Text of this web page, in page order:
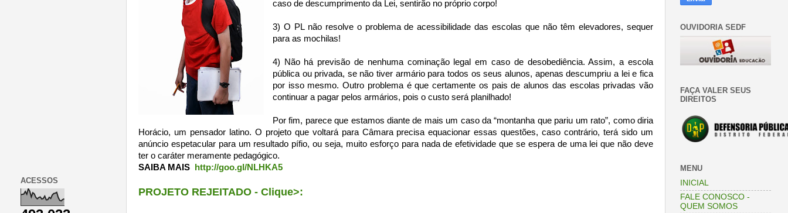
caso de descumprimento da Lei, sentirão no próprio corpo!
3) O PL não resolve o problema de acessibilidade das escolas que não têm elevadores, sequer
para as mochilas!
4) Não há previsão de nenhuma cominação legal em caso de desobediência. Assim, a escola
pública ou privada, se não tiver armário para todos os seus alunos, apenas descumpriu a lei e fica
por isso mesmo. Outro problema é que certamente os pais de alunos das escolas privadas vão
continuar a pagar pelos armários, pois o custo será planilhado!
Por fim, parece que estamos diante de mais um caso da “montanha que pariu um rato”, como diria
Horácio, um pensador latino. O projeto que voltará para Câmara precisa equacionar essas questões, caso contrário, terá sido um
anúncio espetacular para um resultado pífio, ou seja, muito esforço para nada de efetividade que se espera de uma lei que não deve
ter o caráter meramente pedagógico.
SAIBA MAIS
http://goo.gl/NLHKA5
PROJETO REJEITADO - Clique>:
ACESSOS
OUVIDORIA SEDF
FAÇA VALER SEUS
DIREITOS
MENU
INICIAL
FALE CONOSCO -
QUEM SOMOS